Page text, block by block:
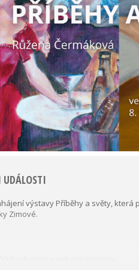
UDÁLOSTI
výstavy Příběhy a světy,
Zimové.